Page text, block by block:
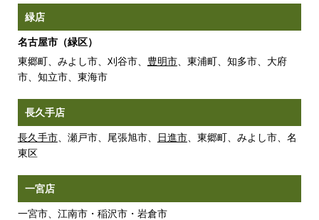
緑店
名古屋市（緑区）
東郷町、みよし市、刈谷市、 豊明市、東浦町、知多市、大府
市、知立市、東海市
長久手店
長久手市、瀬戸市、尾張旭市、 日進市、東郷町、みよし市、名
東区
一宮店
一宮市、江南市・稲沢市・岩倉市